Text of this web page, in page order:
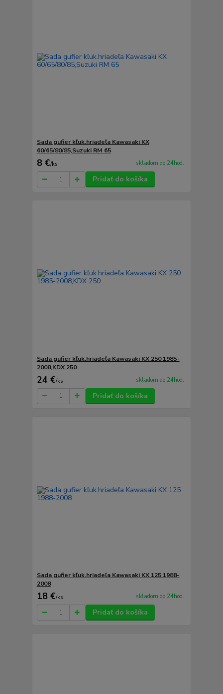
Sada gufier kľuk.hriadeľa Kawasaki KX
60/65/80/85,Suzuki RM 65
8 €/ks skladom do 24hod.
Pridať do košíka
Sada gufier kľuk.hriadeľa Kawasaki KX 250 1985-
2008,KDX 250
24 €/ks skladom do 24hod.
Pridať do košíka
Sada gufier kľuk.hriadeľa Kawasaki KX 125 1988-
2008
18 €/ks skladom do 24hod.
Pridať do košíka